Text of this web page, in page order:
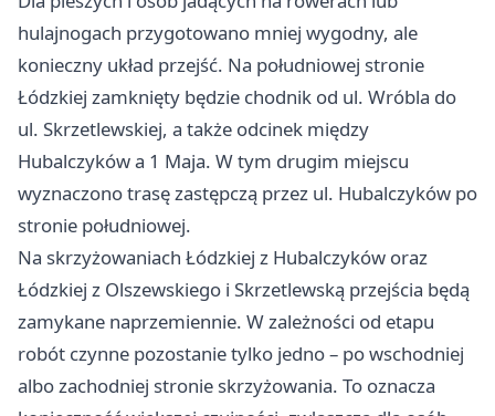
hulajnogach przygotowano mniej wygodny, ale
konieczny układ przejść. Na południowej stronie
Łódzkiej zamknięty będzie chodnik od ul. Wróbla do
ul. Skrzetlewskiej, a także odcinek między
Hubalczyków a 1 Maja. W tym drugim miejscu
wyznaczono trasę zastępczą przez ul. Hubalczyków po
stronie południowej.
Na skrzyżowaniach Łódzkiej z Hubalczyków oraz
Łódzkiej z Olszewskiego i Skrzetlewską przejścia będą
zamykane naprzemiennie. W zależności od etapu
robót czynne pozostanie tylko jedno – po wschodniej
albo zachodniej stronie skrzyżowania. To oznacza